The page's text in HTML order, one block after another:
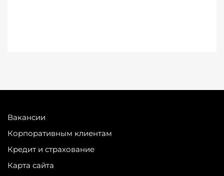
Вакансии
Корпоративным клиентам
Кредит и страхование
Карта сайта